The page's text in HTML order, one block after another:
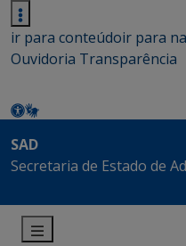
ir para conteúdoir para
Ouvidoria Transparência
SAD
Secretaria de Estado de